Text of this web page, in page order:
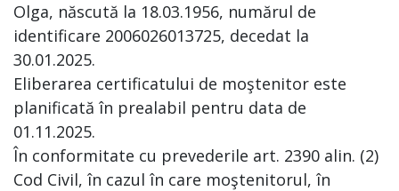
Olga, născută la 18.03.1956, numărul de
identificare 2006026013725, decedat la
30.01.2025.
Eliberarea certificatului de moştenitor este
planificată în prealabil pentru data de
01.11.2025.
În conformitate cu prevederile art. 2390 alin. (2)
Cod Civil, în cazul în care moştenitorul, în